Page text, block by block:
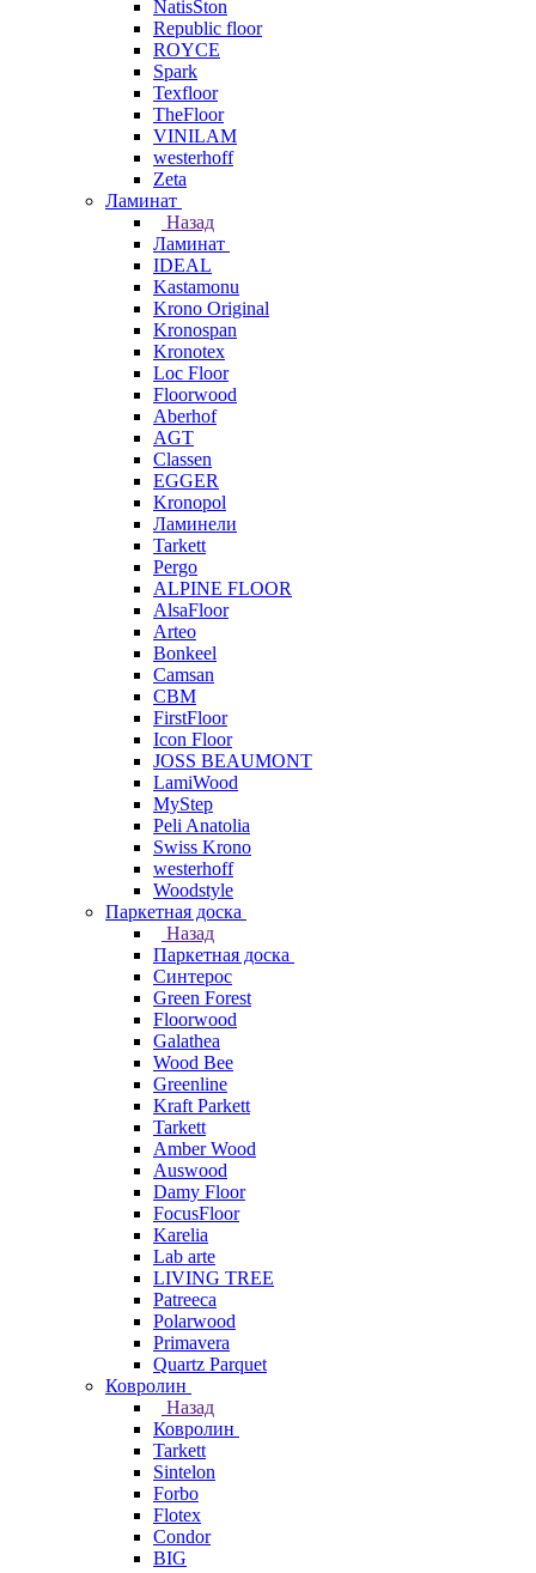
NatisSton
Republic floor
ROYCE
Spark
Texfloor
TheFloor
VINILAM
westerhoff
Zeta
Ламинат
Назад
Ламинат
IDEAL
Kastamonu
Krono Original
Kronospan
Kronotex
Loc Floor
Floorwood
Aberhof
AGT
Classen
EGGER
Kronopol
Ламинели
Tarkett
Pergo
ALPINE FLOOR
AlsaFloor
Arteo
Bonkeel
Camsan
CBM
FirstFloor
Icon Floor
JOSS BEAUMONT
LamiWood
MyStep
Peli Anatolia
Swiss Krono
westerhoff
Woodstyle
Паркетная доска
Назад
Паркетная доска
Синтерос
Green Forest
Floorwood
Galathea
Wood Bee
Greenline
Kraft Parkett
Tarkett
Amber Wood
Auswood
Damy Floor
FocusFloor
Karelia
Lab arte
LIVING TREE
Patreeca
Polarwood
Primavera
Quartz Parquet
Ковролин
Назад
Ковролин
Tarkett
Sintelon
Forbo
Flotex
Condor
BIG